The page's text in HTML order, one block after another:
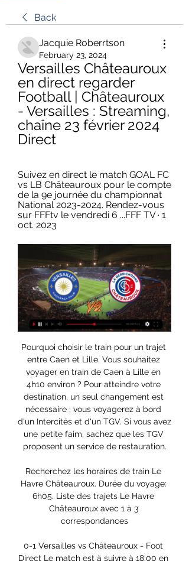
Back
Jacquie Roberrtson
February 23, 2024
Versailles Châteauroux
en direct regarder
Football | Châteauroux
- Versailles : Streaming,
chaîne 23 février 2024
Direct
Suivez en direct le match GOAL FC
vs LB Châteauroux pour le compte
de la 9e journée du championnat
National 2023-2024. Rendez-vous
sur FFFtv le vendredi 6 ...FFF TV · 1
oct. 2023
Pourquoi choisir le train pour un trajet entre Caen et Lille. Vous souhaitez voyager en train de Caen à Lille en 4h10 environ ? Pour atteindre votre destination, un seul changement est nécessaire : vous voyagerez à bord d'un Intercités et d'un TGV. Si vous avez une petite faim, sachez que les TGV proposent un service de restauration.

Recherchez les horaires de train Le Havre Châteauroux. Durée du voyage: 6h05. Liste des trajets Le Havre Châteauroux avec 1 à 3 correspondances

0-1 Versailles vs Châteauroux - Foot Direct Le match est à suivre à 18:00 en direct sur FFF TV. Comment voir le match Versailles Châteauroux en streaming ? Match en streaming légal à suivre sur l ...

Vous consultez actuellement la page : Petro Luanda - Sagrada Esperança Suivez le match Petro Luanda - Sagrada Esperança en direct (résumé, score et buts). Le résultat de ce match Girabola entre Atlético Petróleos Luanda et GD Sagrada Esperança est à suivre en live à partir de 16h00.

Depuis 20 ans, Coton Doux se distingue par son savoir-faire et sa qualité de produits. De la chemise classique unie blanche, noire ou bleue à la chemise originale, Coton Doux vous propose plus de 500 modèles de chemises pur coton fabriquée à partir de coton égyptien, réputé pour être le plus doux au monde. Disponibles en coupe ajustée.

Versailles - Calendrier et résultats National 2023-2024 Versailles - Calendrier et résultats National 2023-2024 : tous les matches. Versailles modifier. Toutes les équipes, Avranches, Châteauroux, Cholet, Dijon ...

Surprise ce matin en nous connectant sur notre fiche Copains d’avant, toutes les options d’ordinaire payantes se révèlent soudainement accessibles. À partir de maintenant il est donc.

Retrouvez les tarifs et informations de votre centre sur notre site : www.psg-academy-france.fr . de NOUVEAUX ESCORT KIDS ONT ÉTÉ TIRÉS AU SORT !! Pour le match opposant le Paris Saint-Germain au SCO d’Angers, la Paris Saint-Germain Academy a donné l’opportunité à 4 enfants de devenir, l’instant d’un match, Escort Kids.

A l'heure où nous rédigeons ces lignes, la composition du groupe l'équipe de Nice n'a pas encore été officialisée. En conclusion, on ne devrait pas s'ennuyer dans ce match de foot en direct Strasbourg Marseille que seuls les abonnés à la chaine beIN pourront regarder en direct live streaming sur leur smartphone iPhone ou Samsung.

Poule 1 : - samedi 20 octobre 2012, Heure 16h40 - King Baudouin Stadium, Brussels - Arbitre: Nigel Owens Poule 2 : - samedi 20 octobre 2012, Heure 14h35

Suivez le match Atletico Chiriqui - San Francisco en direct LIVE ! C'est Atletico Chiriqui qui recoit San Francisco FC pour ce match panameen du dimanche 20 fevrier 2011 (Resultat Primera Division)

Ligue Auvergne-Rhône-Alpes de Basketball Atrium 3, 1-3 rue du colonel Chambonnet 69500 BRON. Tél: 09 77 42 36 20 Email: secretariat@aurabasketball.com

J9 NATIONAL I GOAL FC - LB CHÂTEAUROUX EN DIRECT Suivez en direct le match GOAL FC vs LB Châteauroux pour le compte de la 9e journée du championnat National 2023-2024. Rendez-vous sur FFFtv le vendredi 6 ...FFF TV · 1 oct. 2023

FC Versailles - Site Officiel du Football Club de Versailles 78 Découvrez les dernières actualités du club en direct. Suivre · 14k abonnés · Nous 20. 17. Logo LB Châteauroux. LB Châteauroux, 19. 18. Logo SO Cholet. SO ...

Versailles - Châteauroux : Sur quelle chaîne Chaîne Versailles - Châteauroux. Ci-dessous, la chaîne pour regarder aujourd'hui le match Versailles - Châteauroux en direct live.

Résultat Versailles - Châteauroux (0-1) la 27e journée de Le match est à suivre en direct le 03 avril 2023 à 18:00 sur FFF TV. Où voir le match Versailles Châteauroux en streaming ? Match en streaming légal en ...

Voir les infographies pour CF Uniao Madeira vs Maritimo Funchal B - Sporticos.com - statistiques footballistiques sous forme d'infographies. Plus de 60 championnats du monde entier

Versailles 78 v LB Châteauroux Pronostics et Résultats & 22 nov. 2023 — Regardez maintenant en direct sans publicité ! Diffusion légale vérifiée en direct. *Pour regarder, vous devez avoir un compte avec de l'argent ...

Suivez le match Perez Zeledon - Carmelita en direct LIVE ! C'est Municipal de Perez Zeledon (Asociacion Deportiva Municipal Perez Zeledon) qui recoit AD Carmelita pour ce match costaricain du mercredi 10 aout 2016 (Resultat de championnat costa ricain)

Victoire qui propulse Apejes au 2 e rang du classement avec 29 points, dans un stade omnisport qui renoué avec les compétitions de la LFPC, en ouverture de la journée Dragon de Yaoundé et Unisport se sont neutralisé 1-1, c’est pourtant les locaux qui ont ouvert le score à la 10 e

L’opposition entre Bordelais et Stéphanois sera arbitrée par Monsieur Ruddy Buquet. Il sera assisté par Monsieur Guillaume Debart et Monsieur Julien Pacelli. Monsieur Benoit Bastien et Monsieur William Lavis seront en charge de l’assistance vidéo. Monsieur Benjamin Lepaysant officiera comme quatrième arbitre. La saison dernière.

Si vous etes a la recherche du meilleur tarif sur cette ligne, sachez qu'il s'eleve a 59 euros. Pour denicher d'autres trajets Guingamp-Bordeaux, le covoiturage est une bonne option. Il coutera 43 euros environ. Votre covoiturage Guingamp-Bordeaux durera 6 heures approximativement puisque la route est de 591 kilometres. Vous serez certainement.

Angers - Amiens. Résultat Angers - Amiens en Ligue 1 (23eme journée). Le Samedi 27 Janvier 2018 à partir de 20h00, suivez le score en direct et les actions du match entre l'Angers SCO et l'Amiens …

Sur qui parier au match Grenoble Foot 38 - Paris FC en Domino's® Ligue 2 ? Découvrez notre pronostic ! QuiParier.com : LE site qui vous dit simplement sur QUI parier ! Chaque pronostic sportif est établi par des professionnels du pari en ligne. Les statistiques sont mises à jour en régulièrement et cela jusqu'au début du match de foot, tennis, basket, volley ou hand... afin de vous.

Dans la passe de Thiolet, au débouché du Djeuss dans le delta, avec quelques Vanneaux éperonnés (vanellus spinosus, spur-winged lapwing), des dizaines de Rolliers d'Abyssinie (coracias abyssinicus, abyssinian roller), des immatures dont les brins de la queue n'ont pas encore poussé, traversent entre la pointe de la caserne de Bango et la.

En soumettant ce formulaire, vous acceptez de recevoir par e-mail l'actualité de la ville de Pertuis. Vous pouvez vous désinscrire à tout moment en utilisant le lien inclus dans les newsletters.

Besoin D'Un E-Visa Bénin ? Obtenez Votre E-Visa Bénin En Express Sans Vous Déplacer ! Demande De Visa Bénin En Ligne, Délais, Prix Et Documents A fournir.

Rapaces De Gap Saison 17 18. Scorpions De Mulhouse Round Logo. Boxers De Bordeaux Logo. Brûleurs De Loups BDL Logo. Brûleurs De Loups Head Logo. Chamonix Hockey Club Logo. Diables Noirs De Tours Logo. Diables Rouges De Briançon DR Logo. Diables Rouges De Briançon Logo. Dragons De Rouen Logo. Dragons De Rouen Puck D Logo . Dragons De Rouen Texte Logo. Email updates. Brand new free PNGs.

dury mathilde dury m. azur tennis club d'asnieres -2/6 7/6 4/6 6/4 dury m. lespes justine 3/6 7/6 7/5 gradignan tc 0 lespes j. foretz s. q1 sreeves mathilde 5/7 7/5 6/1 6/0 6/1 t.c. du bocage mayennais 2/6 mattel marie cormeillais (acs) -15 le bihan kelia mattel m. tc thiais belle epine -4/6 6/2 6/3 bordessoule justine le bihan k.

LE MATCH EN DIRECT - La Berrichonne Football Voir les nouveautés. 03 Avril 2023. LE MATCH EN DIRECT. VERSAILLES - Suivez le match en direct. J27 I FC VERSAILLES - LB CHÂTEAUROUX EN DIRECT (17H45) ...

Trouvez les dernières cotes Dunkerque - Marignane sur SmartBets. Rejoignez SmartBets et personnalisez votre compte. Profitez des meilleurs cotes Dunkerque - Marignane pour …

KSKV Zwevezele club belge de D3 championnat de Division 3 amateur VFV A national de football en Belgique. Profil équipe, effectif joueurs résultats calendrier

En première ligne pour réduire l’empreinte carbone" Violée à 13 ans, Flavie Flament adresse un message poignant aux enfants victimes d’abus sexuels Oh My Mag

Football, France: résultats en direct de FC Versailles Versailles - Chateauroux, 02.03. Villefranche - Versailles, 08.03. Versailles - Nancy. Voir plus. France gouvernement. Les jeux d'argent et de hasard peuvent ...

0-1 Châteauroux vs Versailles - Foot Direct À quelle heure et sur quelle chaîne voir le match entre Châteauroux et Versailles en france ? Le match est à suivre à 19:30 en direct sur FFF TV. Comment voir ...

MVYDEO - Ecouter de la musique gratuite | les futurs Hits de demain en exclu , nouveautés singles , actu-music , le meilleur des albums , top hits du mois.

Accès Direct. WebMail DPML . Prise de RDV - Demande d'attribution de site . Prise de RDV - Enregistrement des produits de santé . Alerte Pharmacovigilance. A l'attention des prescripteurs et dispensateurs de médicaments. 30 Septembre 2019. Arrêt de commercialisation et abrogation des Autorisation de Mise sur le Marché (AMM) de: - OFLOCET 200 mg/40ml, solution injectable pour …

Pronostic Tremblay Toulouse Union du 11/09/2019 en Starligue – Découvrez les pronostics, les statistiques et les meilleures cotes pour le match de Handball Tremblay - Toulouse Union réalisés par les experts sportifs de RueDesJoueurs.

Trouver les meilleurs carreleurs Tremblay-en-France et professionnels du carrelage, pierres et plans de travails Tremblay-en-France. Découvrez les portfolios, avis et recommandations.

Chateauroux - Programme TV matchs La Berrichonne Nous vous laissons regarder l'agenda foot de la semaine ci-dessous. chateauroux : l'agenda foot de la semaine. Directs et rediffusions, voici le programme tv ...

Votre abonnement a bien été pris en compte. Vous serez alerté(e) par courriel dès que la page « Congé du salarié pour mariage ou Pacs » sera mise à jour significativement.

Industry 4.0 par GESIPA® Grâce à la facilité de connexion à l'application GESIPA, toutes les informations sont rassemblées en un seul point et disponibles à tout moment.

Trouvez les dernières cotes W